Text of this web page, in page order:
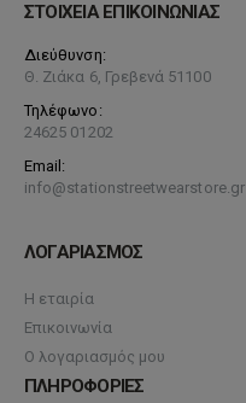
ΣΤΟΙΧΕΙΑ ΕΠΙΚΟΙΝΩΝΙΑΣ
Διεύθυνση:
Θ. Ζιάκα 6, Γρεβενά 51100
Τηλέφωνο:
24625 01202
Email:
info@stationstreetwearstore.gr
ΛΟΓΑΡΙΑΣΜΟΣ
Η εταιρία
Επικοινωνία
Ο λογαριασμός μου
ΠΛΗΡΟΦΟΡΙΕΣ